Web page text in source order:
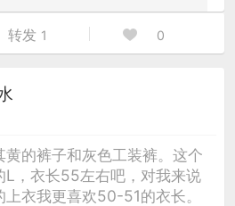
转发 1 0
的裤子和灰色工装裤。这个
L，衣长55左右吧，对我来说
衣我更喜欢50-51的衣长。